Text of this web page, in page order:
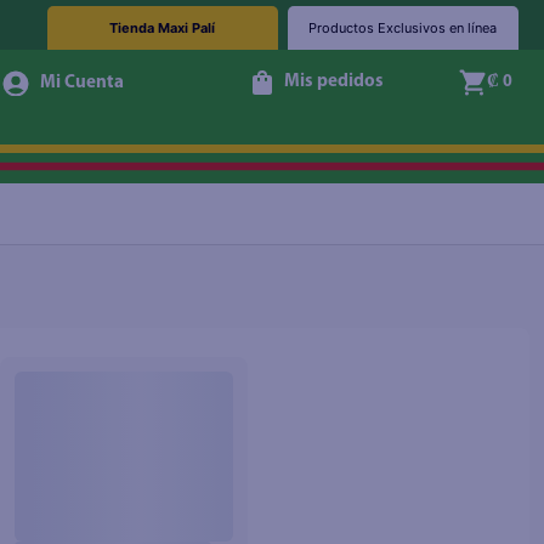
Tienda Maxi Palí Productos Exclusivos en línea
Mis pedidos ₡ 0